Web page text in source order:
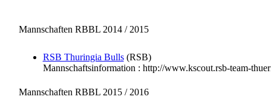
Mannschaften RBBL 2014 / 2015
RSB Thuringia Bulls(RSB)
Mannschaftsinformation : http://www.kscout.rsb-team-
Mannschaften RBBL 2015 / 2016